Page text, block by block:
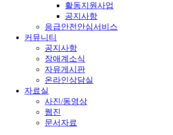
활동지원사업
공지사항
응급안전안심서비스
커뮤니티
공지사항
장애계소식
자유게시판
온라인상담실
자료실
사진/동영상
웹진
문서자료